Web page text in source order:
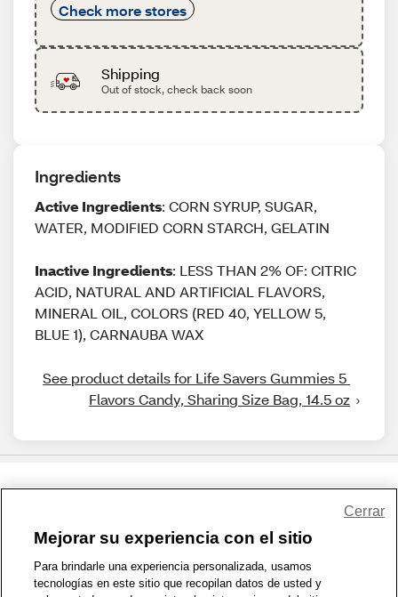
Check more stores
Shipping
Out of stock, check back soon
Ingredients
Active Ingredients: CORN SYRUP, SUGAR,
WATER, MODIFIED CORN STARCH, GELATIN
Inactive Ingredients: LESS THAN 2% OF: CITRIC
ACID, NATURAL AND ARTIFICIAL FLAVORS,
MINERAL OIL, COLORS (RED 40, YELLOW 5,
BLUE 1), CARNAUBA WAX
See product details for Life Savers Gummies 5
Flavors Candy, Sharing Size Bag, 14.5 oz
1-800-679-9691 | Contáctenos | Términos de Uso | Accesibilidad
Política de Privacidad | WA Privacy Policy | Mapa del sitio
Mejorar su experiencia con el sitio
Para brindarle una experiencia personalizada, usamos
tecnologías en este sitio que recopilan datos de usted y
Cerrar